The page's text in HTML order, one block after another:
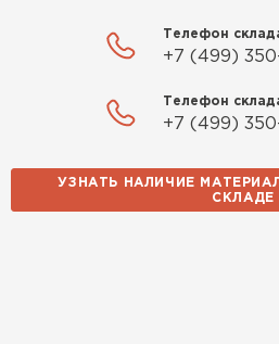
Телефон
+7 (499)
Телефон
+7 (499)
УЗНАТЬ НАЛИЧИЕ
СКЛАДЕ